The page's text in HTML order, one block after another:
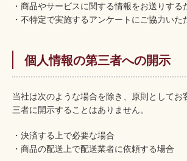
・商品やサービスに関する情報をお送りする
・不特定で実施するアンケートにご協力いた
個人情報の第三者への開示
当社は次のような場合を除き、原則としてお
三者に開示することはありません。
・決済する上で必要な場合
・商品の配送上で配送業者に依頼する場合